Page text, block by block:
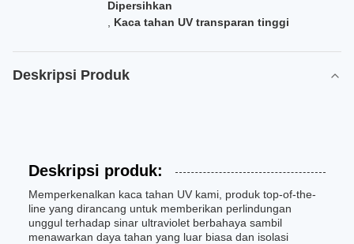
Dipersihkan
Kaca tahan UV transparan tinggi
Deskripsi Produk
Deskripsi produk:
Memperkenalkan kaca tahan UV kami, produk top-of-the-
line yang dirancang untuk memberikan perlindungan
unggul terhadap sinar ultraviolet berbahaya sambil
menawarkan daya tahan yang luar biasa dan isolasi